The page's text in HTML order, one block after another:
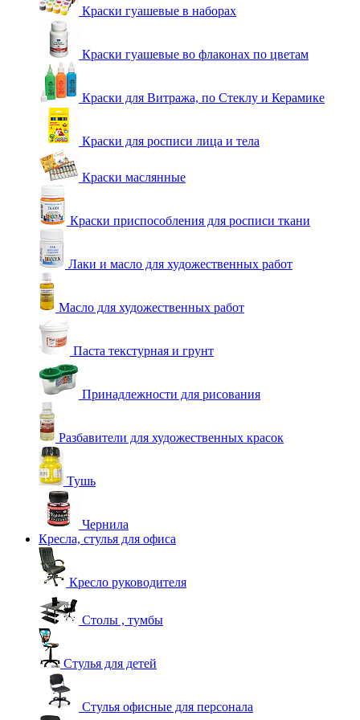
Краски гуашевые в наборах
Краски гуашевые во флаконах по цветам
Краски для Витража, по Стеклу и Керамике
Краски для росписи лица и тела
Краски маслянные
Краски приспособления для росписи ткани
Лаки и масло для художественных работ
Масло для художественных работ
Паста текстурная и грунт
Принадлежности для рисования
Разбавители для художественных красок
Тушь
Чернила
Кресла, стулья для офиса
Кресло руководителя
Столы , тумбы
Стулья для детей
Стулья офисные для персонала